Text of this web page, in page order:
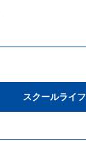
スクールライフ